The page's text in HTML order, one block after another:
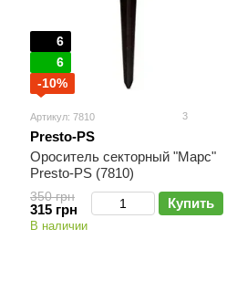
6
6
-10%
Артикул: 7810 3
Presto-PS
Ороситель секторный "Марс"
Presto-PS (7810)
350 грн
315 грн Купить
В наличии